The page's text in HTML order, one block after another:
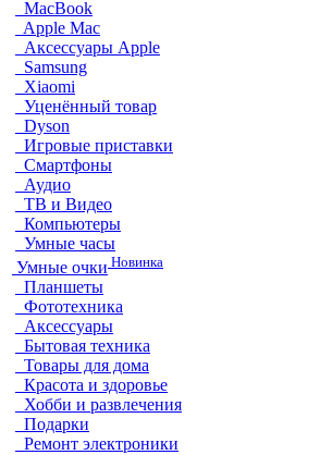
MacBook
Apple Mac
Аксессуары Apple
Samsung
Xiaomi
Уценённый товар
Dyson
Игровые приставки
Смартфоны
Аудио
ТВ и Видео
Компьютеры
Умные часы
Умные очки Новинка
Планшеты
Фототехника
Аксессуары
Бытовая техника
Товары для дома
Красота и здоровье
Хобби и развлечения
Подарки
Ремонт электроники